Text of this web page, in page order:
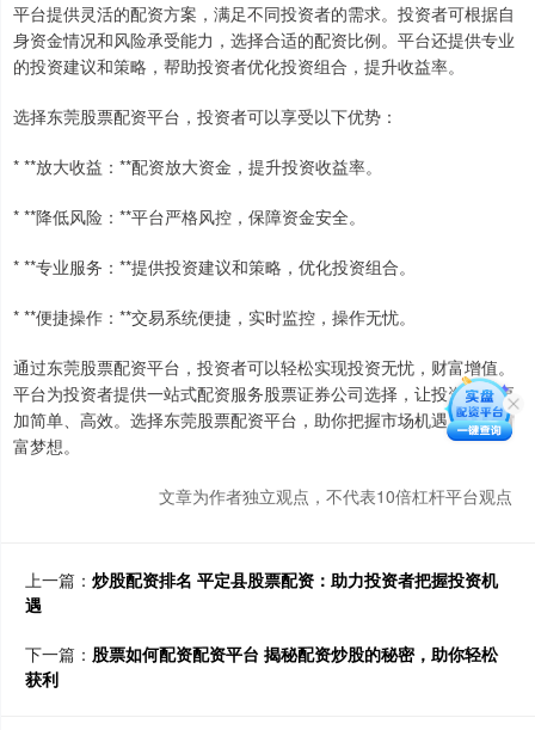
平台提供灵活的配资方案，满足不同投资者的需求。投资者可根据自
身资金情况和风险承受能力，选择合适的配资比例。平台还提供专业
的投资建议和策略，帮助投资者优化投资组合，提升收益率。
选择东莞股票配资平台，投资者可以享受以下优势：
* **放大收益：**配资放大资金，提升投资收益率。
* **降低风险：**平台严格风控，保障资金安全。
* **专业服务：**提供投资建议和策略，优化投资组合。
* **便捷操作：**交易系统便捷，实时监控，操作无忧。
通过东莞股票配资平台，投资者可以轻松实现投资无忧，财富增值。
平台为投资者提供一站式配资服务股票证券公司选择，让投资变得更
加简单、高效。选择东莞股票配资平台，助你把握市场机遇，实现财
富梦想。
文章为作者独立观点，不代表10倍杠杆平台观点
上一篇： 炒股配资排名 平定县股票配资：助力投资者把握投资机
遇
下一篇： 股票如何配资配资平台 揭秘配资炒股的秘密，助你轻松
获利